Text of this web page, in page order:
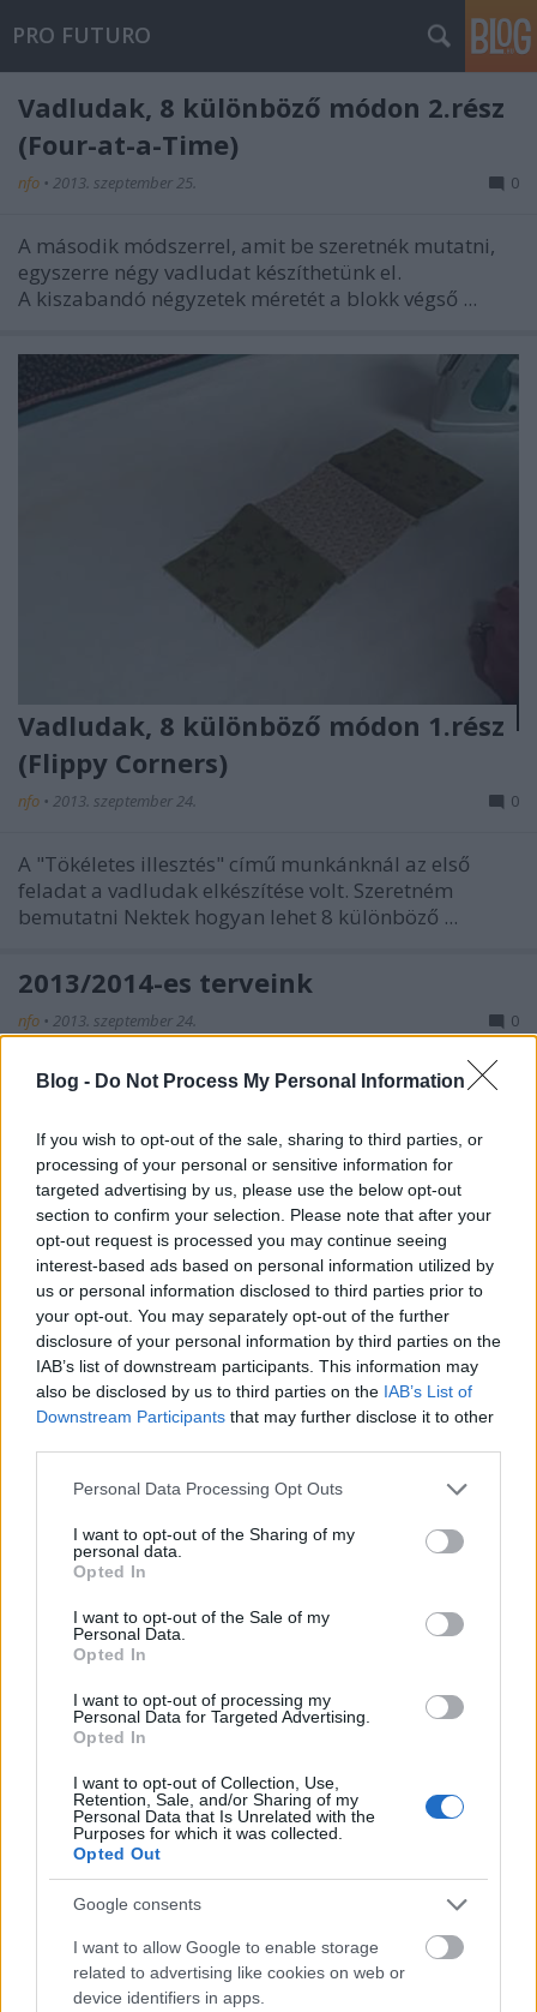
Blog - Do Not Process My Personal Information
If you wish to opt-out of the sale, sharing to third parties, or
processing of your personal or sensitive information for
targeted advertising by us, please use the below opt-out
section to confirm your selection. Please note that after your
opt-out request is processed you may continue seeing
interest-based ads based on personal information utilized by
us or personal information disclosed to third parties prior to
your opt-out. You may separately opt-out of the further
disclosure of your personal information by third parties on the
IAB’s list of downstream participants. This information may
also be disclosed by us to third parties on the IAB’s List of
Downstream Participants that may further disclose it to other
Please note that this website/app uses one or more Google
not limited to your visit or usage behaviour. You may click to
grant or deny consent to Google and its third-party tags to
use your data for below specified purposes in below Google
consent section.
Personal Data Processing Opt Outs
I want to opt-out of the Sharing of my
personal data.
Opted In
I want to opt-out of the Sale of my
Personal Data.
Opted In
I want to opt-out of processing my
Personal Data for Targeted Advertising.
Opted In
I want to opt-out of Collection, Use,
Retention, Sale, and/or Sharing of my
Personal Data that Is Unrelated with the
Purposes for which it was collected.
Opted Out
Google consents
I want to allow Google to enable storage
related to advertising like cookies on web or
device identifiers in apps.
PRO FUTURO
Vadludak, 8 különböző módon 2.rész
(Four-at-a-Time)
nfo • 2013. szeptember 25. 0
A második módszerrel, amit be szeretnék mutatni,
egyszerre négy vadludat készíthetünk el.
A kiszabandó négyzetek méretét a blokk végső ...
Vadludak, 8 különböző módon 1.rész
(Flippy Corners)
nfo • 2013. szeptember 24. 0
A "Tökéletes illesztés" című munkánknál az első
feladat a vadludak elkészítése volt. Szeretném
bemutatni Nektek hogyan lehet 8 különböző ...
2013/2014-es terveink
nfo • 2013. szeptember 24. 0
Az első találkozón, a hosszúra nyúlt nyári szünet
egymással. Kicsit ünnepeltünk, kicsit ...
Évadnyitó találkozó
nfo•2013. szeptember 24.
A hosszú nyári szünet után ismét együtt a csapat:
Varrtunk a szabadban! Idén is!
nfo• 2013. június 15.
Március, képekben
2013. április 04.
Teszt: Igazi foltvarró vagy-e?
2013. április 01.
1, kérdés: Több anyag van a lakásodban, mint
élelmiszer.
IGAZ 1 pont HAMIS 0 pont
Varrós vasárnap - monokrómok